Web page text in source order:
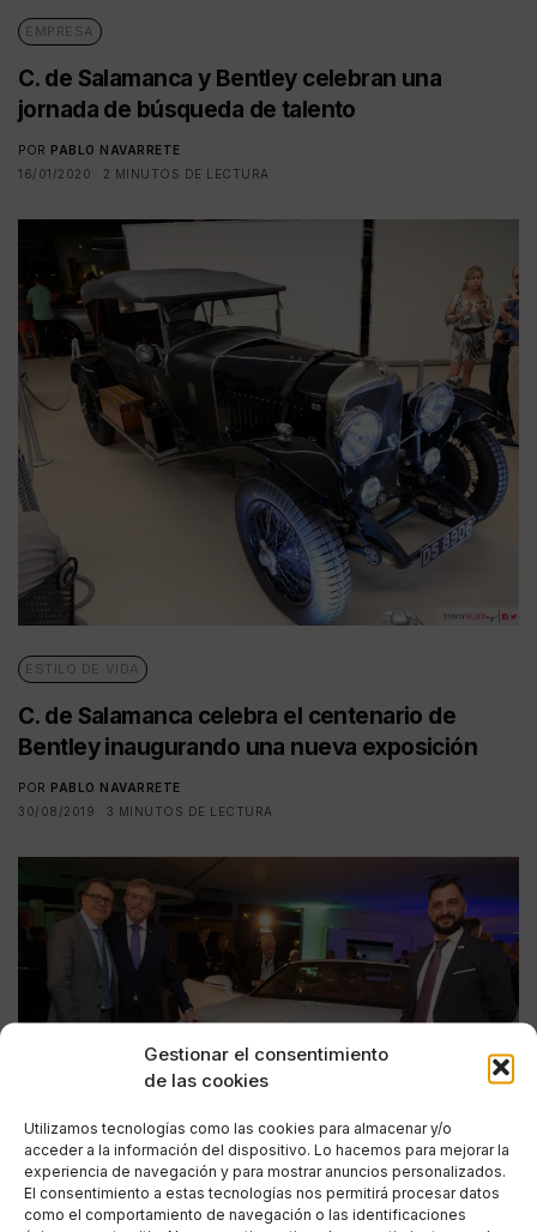
Gestionar el consentimiento
de las cookies
Utilizamos tecnologías como las cookies para almacenar y/o
acceder a la información del dispositivo. Lo hacemos para mejorar la
experiencia de navegación y para mostrar anuncios personalizados.
El consentimiento a estas tecnologías nos permitirá procesar datos
como el comportamiento de navegación o las identificaciones
EMPRESA
C. de Salamanca y Bentley celebran una
jornada de búsqueda de talento
POR PABLO NAVARRETE
16/01/2020
2 MINUTOS DE LECTURA
ESTILO DE VIDA
C. de Salamanca celebra el centenario de
Bentley inaugurando una nueva exposición
POR PABLO NAVARRETE
30/08/2019
3 MINUTOS DE LECTURA